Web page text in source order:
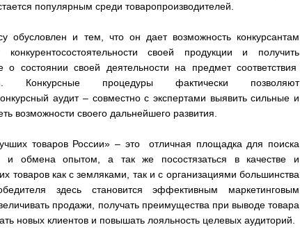
популярным среди товаропроизводителей.
обусловлен и тем, что он дает возможность конкурсантам
своей продукции и получить
о состоянии своей деятельности на предмет соответствия
Конкурсные процедуры фактически позволяют
аудит – совместно с экспертами выявить сильные и
возможности своего дальнейшего развития.
товаров России» – это отличная площадка для поиска
и обмена опытом, а так же посостязаться в качестве и
товаров как с земляками, так и с организациями большинства
здесь становится эффективным маркетинговым
продажи, получать преимущества при выводе товара
новых клиентов и повышать лояльность целевых аудиторий.